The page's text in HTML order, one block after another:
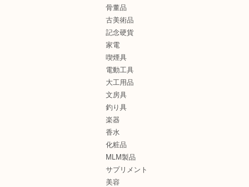
骨董品
古美術品
記念硬貨
家電
喫煙具
電動工具
大工用品
文房具
釣り具
楽器
香水
化粧品
MLM製品
サプリメント
美容